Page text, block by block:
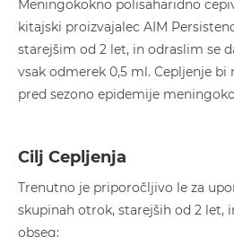
Meningokokno polisaharidno
kitajski proizvajalec AIM
starejšim od 2 let, in odraslim se
vsak odmerek 0,5 ml. Cepljenje
pred sezono epidemije
Cilj Cepljenja
Trenutno je priporočljivo le za
skupinah otrok, starejših od 2 let,
obseg: